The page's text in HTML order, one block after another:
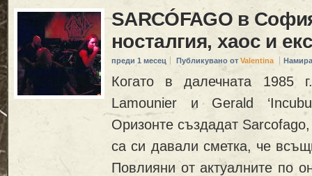
SARCÓFAGO в
носталгия, хаос и
преди 1 месец Публикувано от Valentina
Когато в далечната 1985
Lamounier и Gerald
Оризонте създадат
са си давали сметка, че
Повлияни от актуалните по